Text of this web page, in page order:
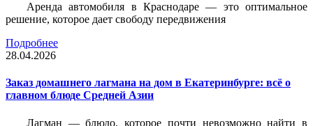
Аренда автомобиля в Краснодаре — это оптимальное
решение, которое дает свободу передвижения
Подробнее
28.04.2026
Заказ домашнего лагмана на дом в Екатеринбурге: всё о
главном блюде Средней Азии
Лагман — блюдо, которое почти невозможно найти в